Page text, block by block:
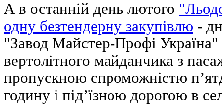
А в останній день лютого
одну безтендерну закупівлю -
"Завод Майстер-Профі Україна"
вертолітного майданчика з
пропускною спроможністю
годину і під’їзною дорогою в